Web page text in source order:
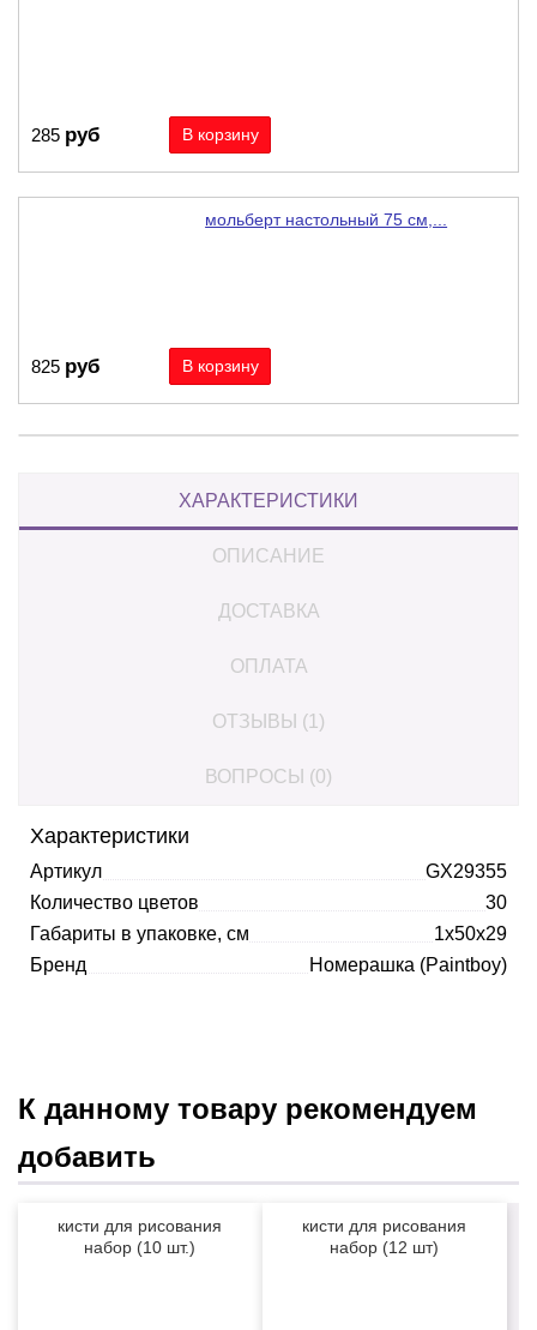
285 руб
мольберт настольный 75 см,...
825 руб
ХАРАКТЕРИСТИКИ
ОПИСАНИЕ
ДОСТАВКА
ОПЛАТА
ОТЗЫВЫ (1)
ВОПРОСЫ (0)
Характеристики
Артикул
GX29355
Количество цветов
30
Габариты в упаковке, см
1x50x29
Бренд
Номерашка (Paintboy)
К данному товару рекомендуем
добавить
кисти для рисования
набор (10 шт.)
кисти для рисования
набор (12 шт)